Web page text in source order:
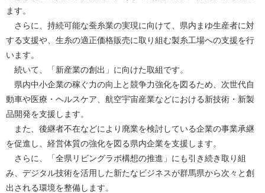
ます。
さらに、持続可能な蚕糸業の実現に向けて、県内まゆ生産者に対
する支援や、生糸の適正価格販売に取り組む製糸工場への支援を行
います。
続いて、「新産業の創出」に向けた取組です。
県内中小企業の稼ぐ力の向上と競争力強化を図るため、次世代自
動車や医療・ヘルスケア、航空宇宙産業などにおける新技術・新製
品開発を支援します。
また、後継者不在などにより廃業を検討している企業の事業承継
を促進し、経営体質の強化を図る県内企業を支援します。
さらに、「全県リビングラボ構想の推進」にも引き続き取り組
み、デジタル技術を活用した新たなビジネスが群馬県から次々と創
出される環境を整備します。